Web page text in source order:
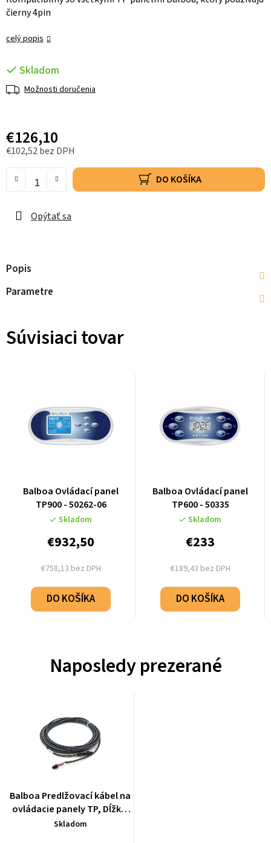
čierny 4pin
celý popis
Skladom
Možnosti doručenia
€126,10
€102,52 bez DPH
DO KOŠÍKA
Opýtať sa
Popis
Parametre
Súvisiaci tovar
Balboa Ovládací panel
TP900 - 50262-06
Skladom
€758,13 bez DPH
€932,50
DO KOŠÍKA
Balboa Ovládací panel
TP600 - 50335
Skladom
€189,43 bez DPH
€233
DO KOŠÍKA
Naposledy prezerané
Balboa Predlžovací kábel na
ovládacie panely TP, Dĺžka:
762 cm - 25662-1
Skladom